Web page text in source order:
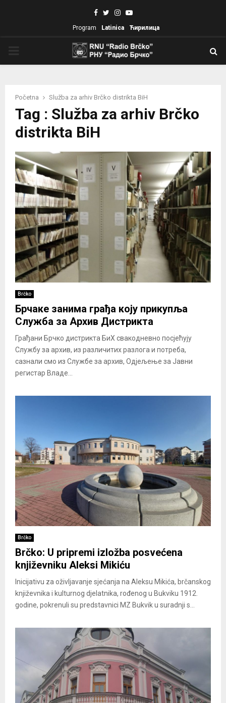
Facebook
TwitterInstagram
Youtube
Program Latinica Ћирилица
Početna Služba za arhiv Brčko distrikta BiH
Tag : Služba za arhiv Brčko
distrikta BiH
Brčko
Брчаке занима грађа коју прикупља
Служба за Архив Дистрикта
Грађани Брчко дистрикта БиХ свакодневно посјећују
Службу за архив, из различитих разлога и потреба,
сазнали смо из Службе за архив, Одјељење за Јавни
регистар Владе...
Brčko
Brčko: U pripremi izložba posvećena
književniku Aleksi Mikiću
Inicijativu za oživljavanje sjećanja na Aleksu Mikića, brčanskog
književnika i kulturnog djelatnika, rođenog u Bukviku 1912.
godine, pokrenuli su predstavnici MZ Bukvik u suradnji s...